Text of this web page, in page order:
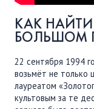
КАК
БОЛЬШОМ
22 сентября 1994
возьмёт не только
лауреатом
культовым за те